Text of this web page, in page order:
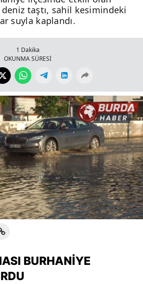
taştı, sahil kesimindeki
suyla kaplandı.
1 Dakika
OKUNMA SÜRESİ
BURHANIYE